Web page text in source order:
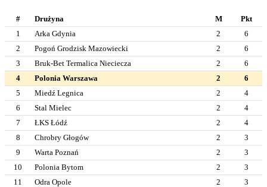
# Drużyna M
Pkt
1
Arka Gdynia 2
6
2
Pogoń Grodzisk Mazowiecki 2
6
3
Bruk-Bet Termalica Nieciecza 2
6
4
Polonia Warszawa 2
6
5
Miedź Legnica 2
4
6
Stal Mielec 2
4
7
ŁKS Łódź 2
4
8
Chrobry Głogów 2
3
9
Warta Poznań 2
3
10
Polonia Bytom 2
3
11
Odra Opole 2 3